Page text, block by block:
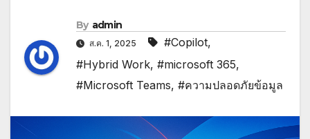
By admin
ส.ค. 1, 2025 #Copilot,
#Hybrid Work, #microsoft 365,
#Microsoft Teams, #ความปลอดภัยข้อมูล